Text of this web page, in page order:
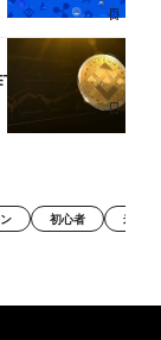
を米SECへ申請
初心者 米国